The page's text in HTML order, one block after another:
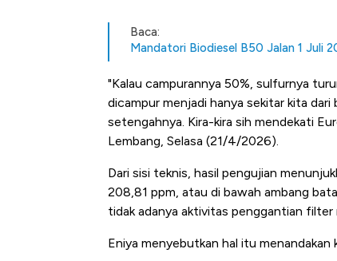
Baca:
Mandatori Biodiesel B50 Jalan 1 Juli
"Kalau campurannya 50%, sulfurnya
dicampur menjadi hanya sekitar kita
setengahnya. Kira-kira sih mendekati
Lembang, Selasa (21/4/2026).
Dari sisi teknis, hasil pengujian
208,81 ppm, atau di bawah ambang
tidak adanya aktivitas penggantian filter
Eniya menyebutkan hal itu